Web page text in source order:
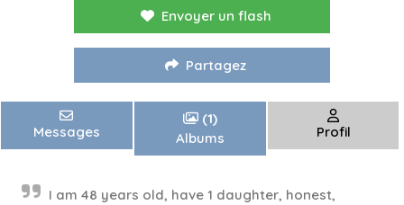
Envoyer un flash
Partagez
Messages
(1)
Albums
Profil
I am 48 years old, have 1 daughter, honest,